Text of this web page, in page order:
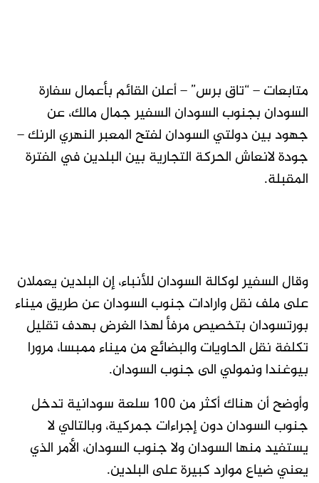
متابعات – “تاق برس” – أعلن القائم بأعمال سفارة
السودان بجنوب السودان السفير جمال مالك، عن
جهود بين دولتي السودان لفتح المعبر النهري الرنك –
جودة لانعاش الحركة التجارية بين البلدين في الفترة
المقبلة.
وقال السفير لوكالة السودان للأنباء، إن البلدين يعملان
على ملف نقل وارادات جنوب السودان عن طريق ميناء
بورتسودان بتخصيص مرفأ لهذا الغرض بهدف تقليل
تكلفة نقل الحاويات والبضائع من ميناء ممبسا، مرورا
بيوغندا ونمولي الى جنوب السودان.
وأوضح أن هناك أكثر من 100 سلعة سودانية تدخل
جنوب السودان دون إجراءات جمركية، وبالتالي لا
يستفيد منها السودان ولا جنوب السودان، الأمر الذي
يعني ضياع موارد كبيرة على البلدين.